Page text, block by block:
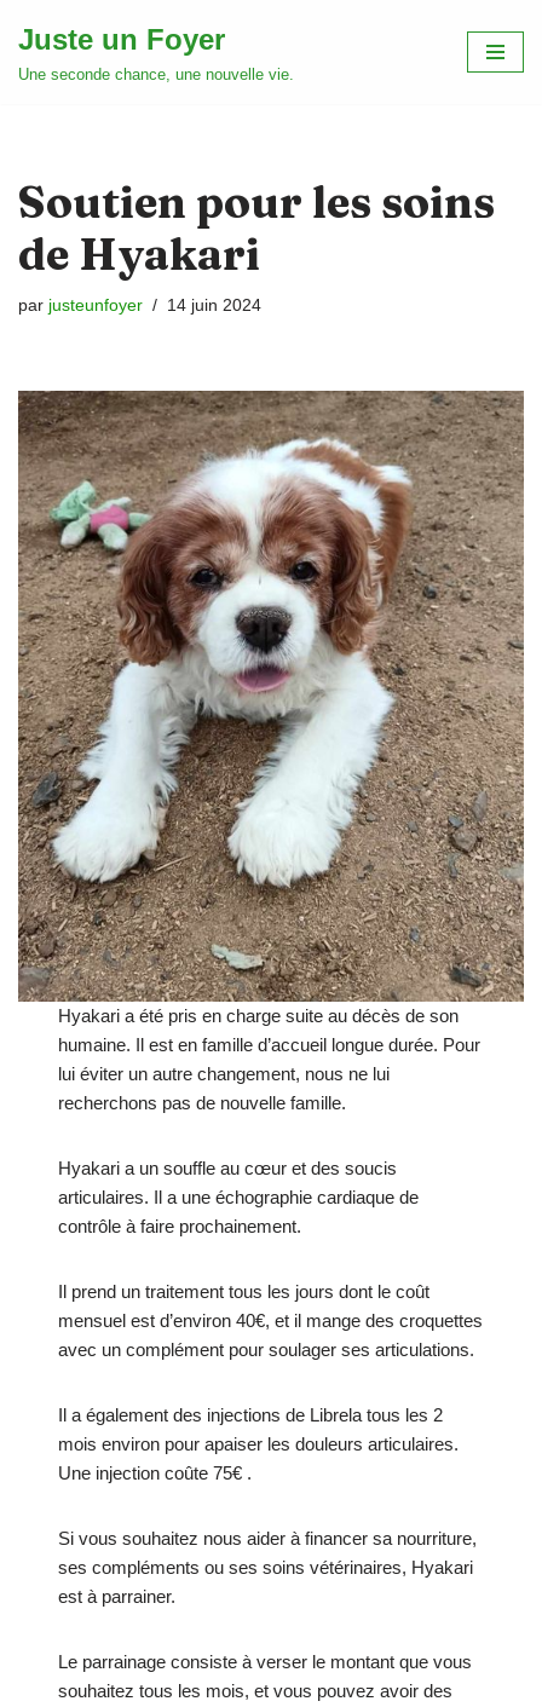
Aller
Juste un Foyer
Une seconde chance, une nouvelle vie.
Soutien pour les soins
de Hyakari
par justeunfoyer 14 juin 2024
Hyakari a été pris en charge suite au décès de son
humaine. Il est en famille d’accueil longue durée. Pour
lui éviter un autre changement, nous ne lui
recherchons pas de nouvelle famille.
Hyakari a un souffle au cœur et des soucis
articulaires. Il a une échographie cardiaque de
contrôle à faire prochainement.
Il prend un traitement tous les jours dont le coût
mensuel est d’environ 40€, et il mange des croquettes
avec un complément pour soulager ses articulations.
Il aégalement des injections de Librela tous les 2
mois environ pour apaiser les douleurs articulaires.
Une injection coûte 75€ .
Si vous souhaitez nous aider à financer sa nourriture,
ses compléments ou ses soins vétérinaires, Hyakari
est à parrainer.
Le parrainage consiste à verser le montant que vous
souhaitez tous les mois, et vous pouvez avoir des